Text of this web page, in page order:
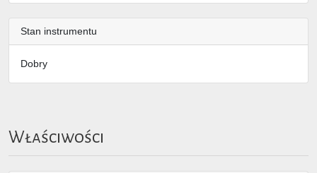
Stan instrumentu
Dobry
Właściwości